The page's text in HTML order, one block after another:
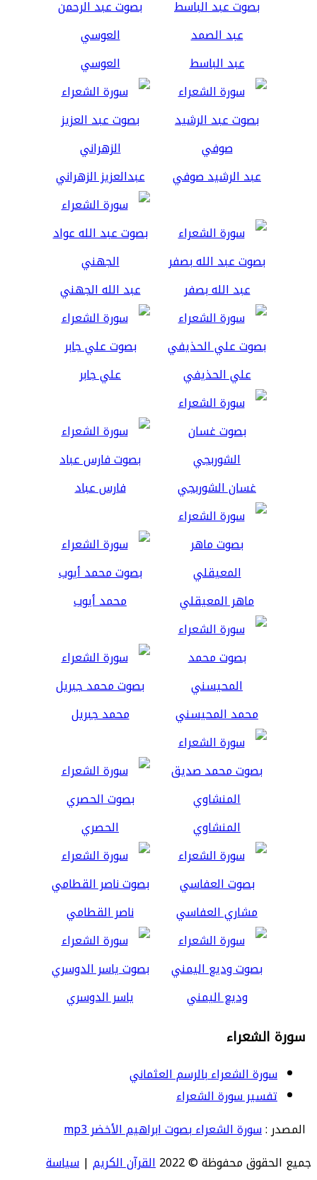
عبد الباسط العوسي
عبد الرشيد صوفي عبدالعزيز الزهراني
عبد الله بصفر عبد الله الجهني
علي الحذيفي علي جابر
غسان الشوربجي فارس عباد
ماهر المعيقلي محمد أيوب
محمد المحيسني محمد جبريل
المنشاوي الحصري
مشاري العفاسي ناصر القطامي
وديع اليمني ياسر الدوسري
سورة الشعراء
سورة الشعراء بالرسم العثماني
تفسير سورة الشعراء
المصدر :سورة الشعراء بصوت ابراهيم الأخضر mp3
جميع الحقوق محفوظة © 2022
القرآن الكريم | سياسة